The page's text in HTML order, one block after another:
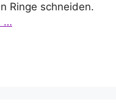
Ringe schneiden.
…